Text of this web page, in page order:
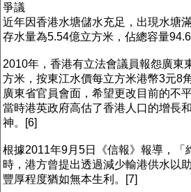
爭議
近年因香港水塘儲水充足，出現水塘
存水量為5.54億立方米，佔總容量
2010年，香港有立法會議員報怨廣東
方米，按東江水價每立方米港幣3元8
廣東省官員會面，希望更改目前的不
當時港英政府高估了香港人口的增長
神。[6]
根據2011年9月5日《信報》報導，
時，港方曾提出透過減少輸港供水以
豐厚程度猶如無本生利。[7]